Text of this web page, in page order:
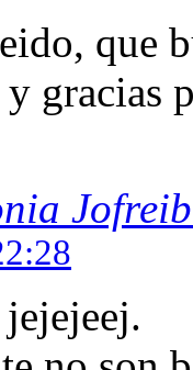
que
y gracias